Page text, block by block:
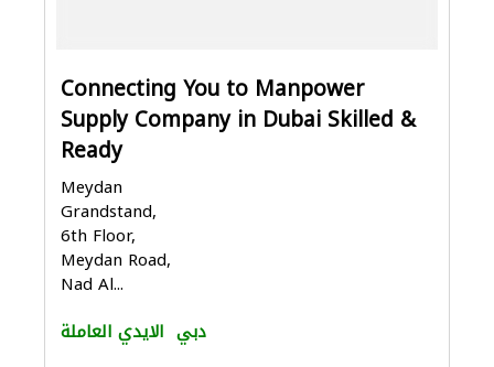
Connecting You to Manpower
Supply Company in Dubai Skilled &
Ready
Meydan
Grandstand,
6th Floor,
Meydan Road,
Nad Al...
الايدي العاملة دبي